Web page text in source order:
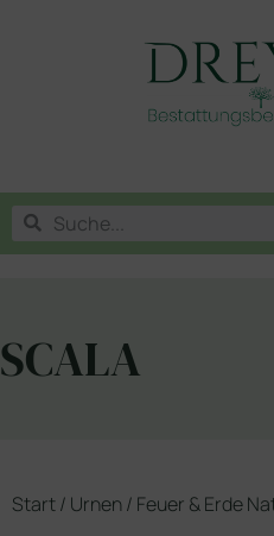
SCALA
Start/ Urnen/ Feuer & Erde